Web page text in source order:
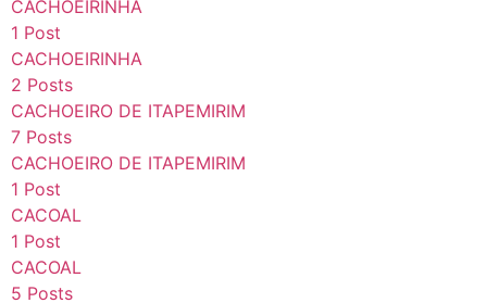
CACHOEIRINHA
1 Post
CACHOEIRINHA
2 Posts
CACHOEIRO DE ITAPEMIRIM
7 Posts
CACHOEIRO DE ITAPEMIRIM
1 Post
CACOAL
1 Post
CACOAL
5 Posts